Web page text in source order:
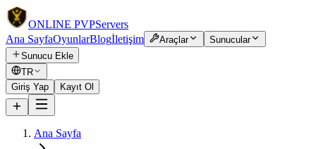
ONLINE PVPServers
Ana SayfaOyunlarBlogİletişim Araçlar
Sunucular
Sunucu Ekle
TR
Giriş Yap
Kayıt Ol
Ana Sayfa